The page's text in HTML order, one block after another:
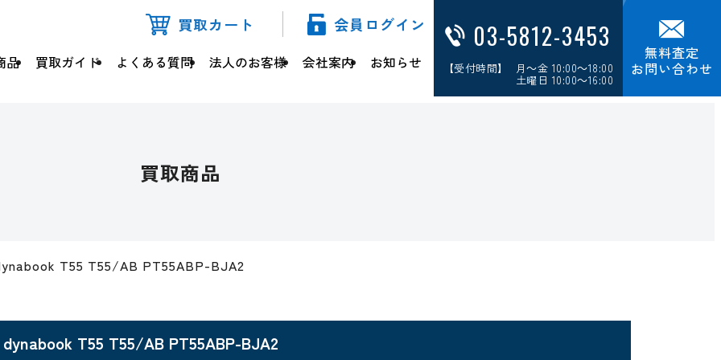
買取カート 会員ログイン
品 買取ガイド よくある質問 法人のお客様 会社案内 お知らせ
03-5812-3453
【受付時間】 月～金 10:00～18:00
土曜日 10:00～16:00
無料査定
お問い合わせ
買取商品
T55 T55/AB PT55ABP-BJA2
dynabook T55 T55/AB PT55ABP-BJA2